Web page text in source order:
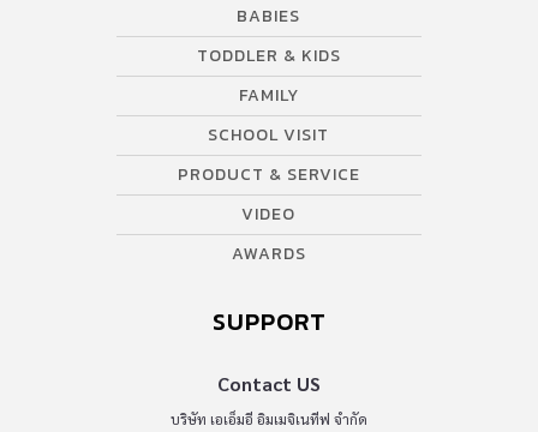
BABIES
TODDLER & KIDS
FAMILY
SCHOOL VISIT
PRODUCT & SERVICE
VIDEO
AWARDS
SUPPORT
Contact US
บริษัท เอเอ็มอี อิมเมจิเนทีฟ จำกัด